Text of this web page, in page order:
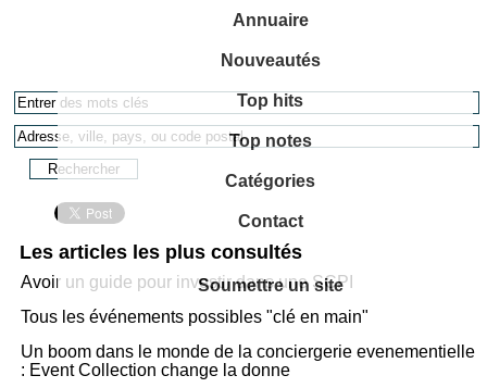
Annuaire
Nouveautés
Top hits
Top notes
Catégories
Contact
Soumettre un site
Les articles les plus consultés
Avoir un guide pour investir dans une SCPI
Tous les événements possibles "clé en main"
Un boom dans le monde de la conciergerie evenementielle
: Event Collection change la donne